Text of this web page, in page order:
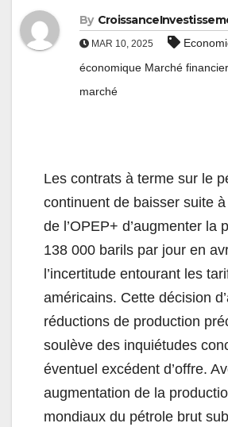
By
MAR 10, 2025
économique Marché financier
marché
Les contrats à terme sur le
continuent de baisser suite
de l’OPEP+ d’augmenter la
138 000 barils par jour en
l’incertitude entourant les
américains. Cette décision
réductions de production
soulève des inquiétudes
éventuel excédent d’offre.
augmentation de la
mondiaux du pétrole brut